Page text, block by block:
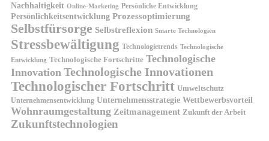
Nachhaltigkeit Online-Marketing Persönliche Entwicklung
Persönlichkeitsentwicklung Prozessoptimierung
Selbstfürsorge Selbstreflexion Smarte Technologien
Stressbewältigung Technologietrends Technologische
Entwicklung Technologische Fortschritte Technologische
Innovation Technologische Innovationen
Technologischer Fortschritt Umweltschutz
Unternehmensentwicklung Unternehmensstrategie Wettbewerbsvorteil
Wohnraumgestaltung Zeitmanagement Zukunft der Arbeit
Zukunftstechnologien